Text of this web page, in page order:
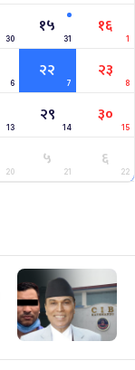
30
१५
31
१६
1
6
२२
7
२३
8
13
२९
14
३०
15
20
५
21
६
22